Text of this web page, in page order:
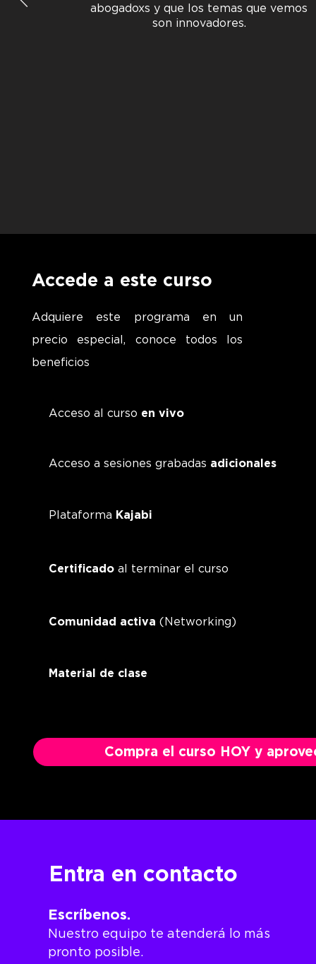
abogadoxs y que los temas que vemos
son innovadores.
Accede a este curso
Adquiere este programa en un
precio especial, conoce todos los
beneficios
Acceso al curso en vivo
Acceso a sesiones grabadas adicionales
Plataforma Kajabi
Certificado al terminar el curso
Comunidad activa (Networking)
Material de clase
Compra el curso HOY y
Entra en contacto
Escríbenos.
Nuestro equipo te atenderá lo más
pronto posible.